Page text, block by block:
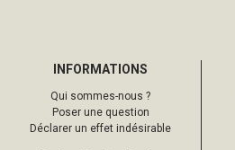
INFORMATIONS
Qui sommes-nous ?
Poser une question
Déclarer un effet indésirable